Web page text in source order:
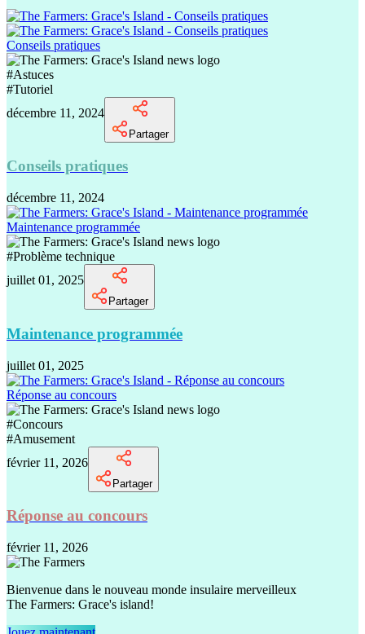
Conseils pratiques
#Astuces
#Tutoriel
décembre 11, 2024
Partager
Conseils pratiques
décembre 11, 2024
Maintenance programmée
#Problème technique
juillet 01, 2025
Partager
Maintenance programmée
juillet 01, 2025
Réponse au concours
#Concours
#Amusement
février 11, 2026
Partager
Réponse au concours
février 11, 2026
Bienvenue dans le nouveau monde insulaire merveilleux
The Farmers: Grace's island!